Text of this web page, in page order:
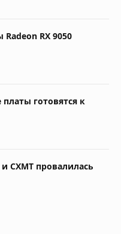
RX 9050
готовятся к
CXMT провалилась